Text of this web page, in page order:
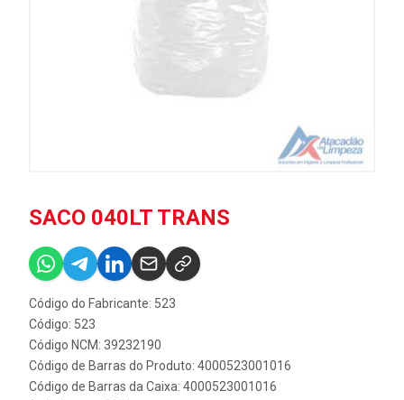
SACO 040LT TRANS
Código do Fabricante: 523
Código: 523
Código NCM: 39232190
Código de Barras do Produto: 4000523001016
Código de Barras da Caixa: 4000523001016